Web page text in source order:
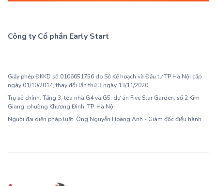
Công ty Cổ phần Early Start
Giấy phép ĐKKD số 0106651756 do Sở Kế hoạch và Đầu tư TP Hà Nội cấp
ngày 01/10/2014, thay đổi lần thứ 3 ngày 13/11/2020
Trụ sở chính: Tầng 3, tòa nhà G4 và G5, dự án Five Star Garden, số 2 Kim
Giang, phường Khương Đình, TP. Hà Nội
Người đại diện pháp luật: Ông Nguyễn Hoàng Anh - Giám đốc điều hành